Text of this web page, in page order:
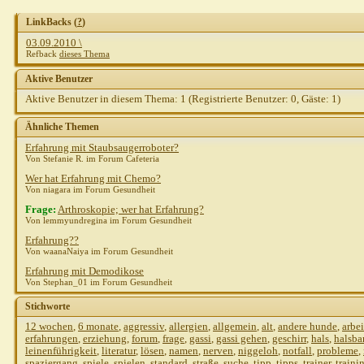
LinkBacks (?)
03.09.2010 \
Refback dieses Thema
Aktive Benutzer
Aktive Benutzer in diesem Thema: 1 (Registrierte Benutzer: 0, Gäste: 1)
Ähnliche Themen
Erfahrung mit Staubsaugerroboter?
Von Stefanie R. im Forum Cafeteria
Wer hat Erfahrung mit Chemo?
Von niagara im Forum Gesundheit
Frage: Arthroskopie; wer hat Erfahrung?
Von lemmyundregina im Forum Gesundheit
Erfahrung??
Von waanaNaiya im Forum Gesundheit
Erfahrung mit Demodikose
Von Stephan_01 im Forum Gesundheit
Stichworte
12 wochen, 6 monate, aggressiv, allergien, allgemein, alt, andere hunde,
erfahrungen, erziehung, forum, frage, gassi, gassi gehen, geschirr, hals,
leinenführigkeit, literatur, lösen, namen, nerven, niggeloh, notfall, probleme,